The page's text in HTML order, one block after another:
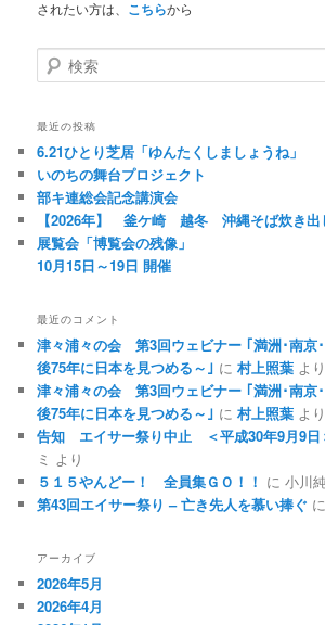
されたい方は、 こちらから
検索
最近の投稿
6.21ひとり芝居「ゆんたくしましょうね」
いのちの舞台プロジェクト
部キ連総会記念講演会
【2026年】 釜ケ崎 越冬 沖縄そば炊き出
展覧会「博覧会の残像」
10月15日～19日 開催
最近のコメント
津々浦々の会 第3回ウェビナー ｢満洲･南京
後75年に日本を見つめる～｣ に村上照葉 より
津々浦々の会 第3回ウェビナー ｢満洲･南京
後75年に日本を見つめる～｣ に村上照葉 より
告知 エイサー祭り中止 ＜平成30年9月9日
ミ より
５１５やんどー！ 全員集ＧＯ！！ に 小川
第43回エイサー祭り – 亡き先人を慕い捧ぐ
アーカイブ
2026年5月
2026年4月